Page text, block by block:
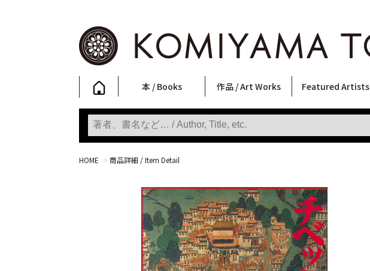
本 / Books
写真集
Photobooks
ファッション
Fashion
アート / 美術
Art
文学・人文
Literature & Humanities
日本文化
Japanese Culture
新刊
New Books
SALE
SALE
作品 / Art Works
フォトグラフィー
Photography
ポスター
Posters
ストリートアート
Street Art
立体・その他
Sculptures / etc
アートワークス
Art Works
Primary Artworks
KOMIYAMA TOKYO ART LABEL
版画
Prints
Featured Artists
稲嶺啓一(東風終)
村田言恵
丸岡和吾
Rico Casella
キム・ロートン
菅谷晋一
柴田亜美
内藤啓介
CHRIS
二本木里美
三島由紀夫
大類信
佐伯俊男
林月光
大西洋介
COOKIE
内藤ルネ
須藤昌人
天野タケル
横尾忠則
森山大道
秋赤音
三島剛
春川ナミオ
北島敬三
HOME > 商品詳細 / Item Detail